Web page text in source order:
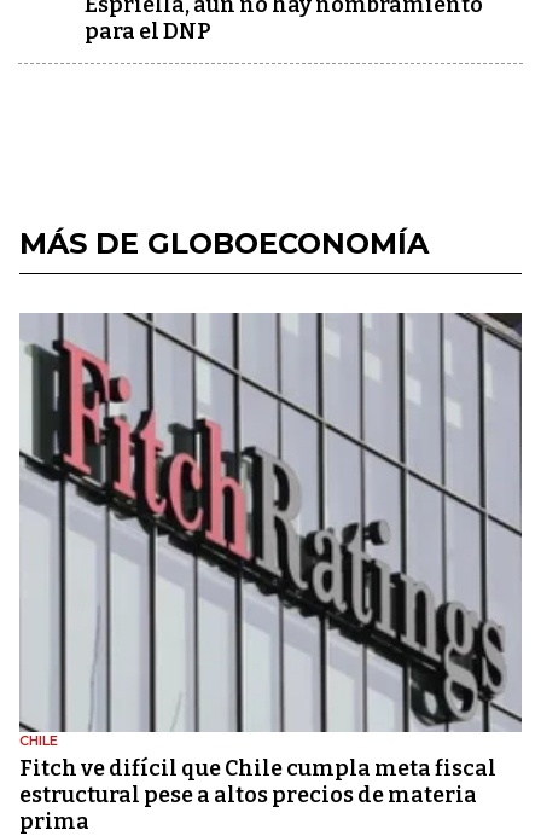
para el DNP
MÁS DE GLOBOECONOMÍA
CHILE
Fitch ve difícil que Chile cumpla meta fiscal
estructural pese a altos precios de materia
prima